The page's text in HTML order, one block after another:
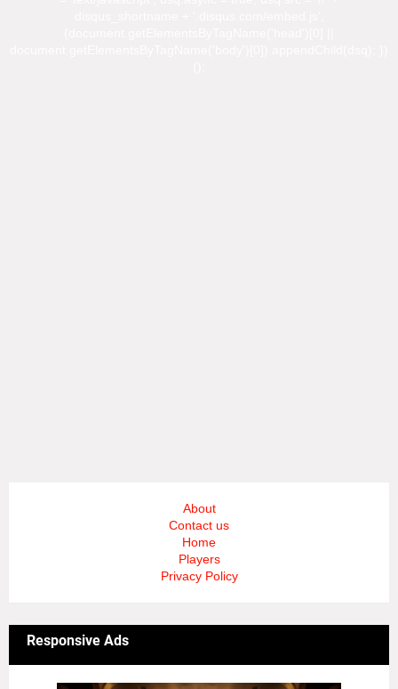
About
Contact us
Home
Players
Privacy Policy
Responsive Ads